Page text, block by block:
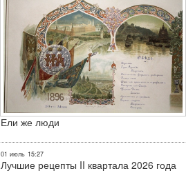
Ели же люди
01 июль 15:27
Лучшие рецепты II квартала 2026 года